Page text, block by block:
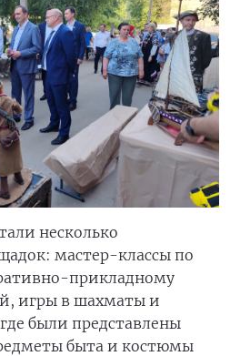
несколько
мастер-классы по
прикладному
игры в шахматы и
были представлены
быта и костюмы